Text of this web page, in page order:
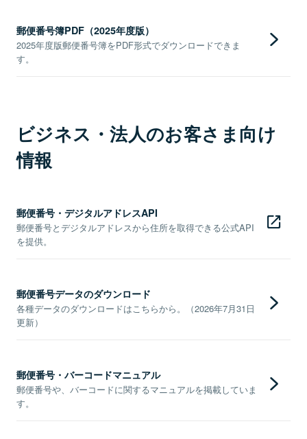
郵便番号簿PDF（2025年度版）
2025年度版郵便番号簿をPDF形式でダウンロードできま
す。
ビジネス・法人のお客さま向け
情報
郵便番号・デジタルアドレスAPI
郵便番号とデジタルアドレスから住所を取得できる公式API
を提供。
郵便番号データのダウンロード
各種データのダウンロードはこちらから。（2026年7月31日
更新）
郵便番号・バーコードマニュアル
郵便番号や、バーコードに関するマニュアルを掲載していま
す。